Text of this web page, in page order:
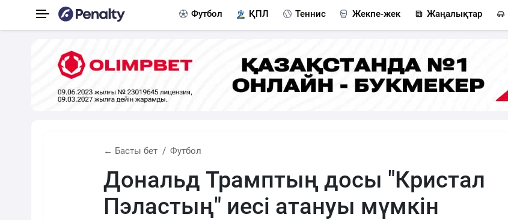
Футбол ҚПЛ Теннис Жекпе-жек Жаңалықтар
← Басты бет Футбол
Дональд Трамптың досы "Кристал
Пэластың" иесі атануы мүмкін